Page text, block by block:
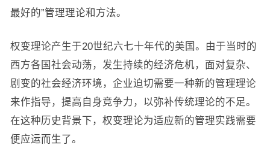
最好的”管理理论和方法。
权变理论产生于20世纪六七十年代的美国。由于当时的
西方各国社会动荡，发生持续的经济危机，面对复杂、
剧变的社会经济环境，企业迫切需要一种新的管理理论
来作指导，提高自身竞争力，以弥补传统理论的不足。
在这种历史背景下，权变理论为适应新的管理实践需要
便应运而生了。